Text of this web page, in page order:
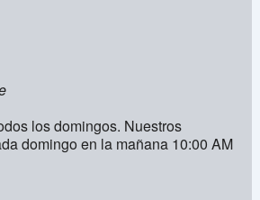
los domingos. Nuestros
domingo en la mañana 10:00 AM